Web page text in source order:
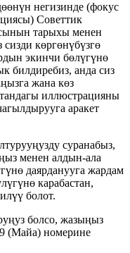
негизинде (фокус
Советтик
тарыхы менен
көргөнүбүзгө
экинчи бөлүгүнө
билдиребиз, анда сиз
жана көз
иллюстрацияны
аракет
суранабыз,
менен алдын-ала
даярданууга жардам
карабастан,
болот.
болсо, жазыңыз
(Maйа) номерине